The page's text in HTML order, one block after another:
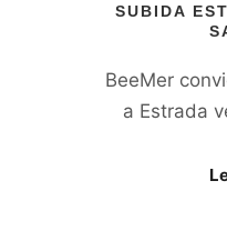
SUBIDA
BeeMer
a Estrada